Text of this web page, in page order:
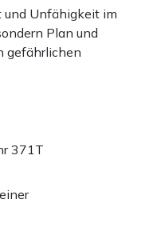
Unfähigkeit im
Plan und
gefährlichen
371T